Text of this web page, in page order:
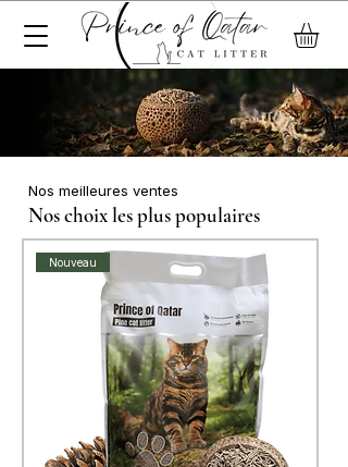
Nos meilleures ventes
Nos choix les plus populaires
Nouveau